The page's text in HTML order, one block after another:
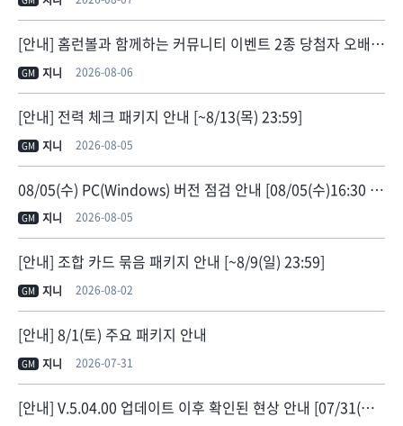
[안내] 홈런볼과 함께하는 커뮤니티 이벤트 2종 당첨자 오배송 안내
GM 지니 2026-08-06
[안내] 전력 체크 패키지 안내 [~8/13(목) 23:59]
GM 지니 2026-08-05
08/05(수) PC(Windows) 버전 점검 안내 [08/05(수)16:30 점검 종료]
GM 지니 2026-08-05
[안내] 조합 카드 묶음 패키지 안내 [~8/9(일) 23:59]
GM 지니 2026-08-02
[안내] 8/1(토) 주요 패키지 안내
GM 지니 2026-07-31
[안내] V.5.04.00 업데이트 이후 확인된 현상 안내 [07/31(금) 11:30 현상 수정]